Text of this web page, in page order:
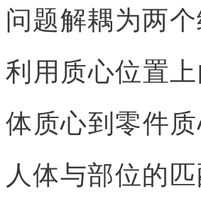
问题解耦为两
利用质心位置
体质心到零件
人体与部位的